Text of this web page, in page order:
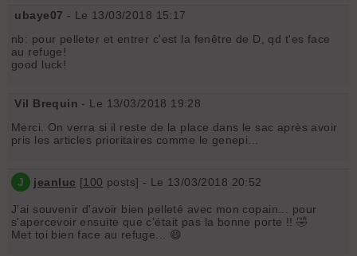
ubaye07 - Le 13/03/2018 15:17
nb: pour pelleter et entrer c'est la fenêtre de D, qd t'es face
au refuge!
good luck!
Vil Brequin - Le 13/03/2018 19:28
Merci. On verra si il reste de la place dans le sac après avoir
pris les articles prioritaires comme le genepi...
J jeanluc [100 posts] - Le 13/03/2018 20:52
J'ai souvenir d'avoir bien pelleté avec mon copain... pour
s'apercevoir ensuite que c'était pas la bonne porte !! 🤣
Met toi bien face au refuge... 😄